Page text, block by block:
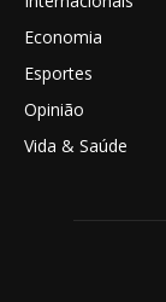
Economia
Esportes
Opinião
Vida & Saúde